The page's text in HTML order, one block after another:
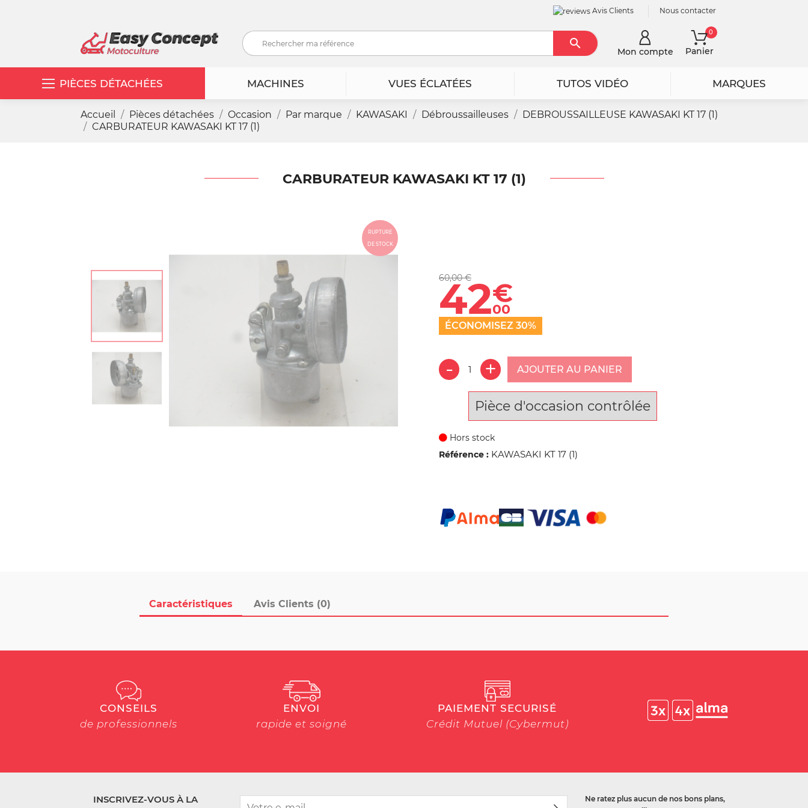
Avis Clients Nous contacter
RechercherMon compte Panier
0
PIÈCES DÉTACHÉES MACHINES VUES ÉCLATÉES TUTOS VIDÉO MARQUES
Accueil Pièces détachées Occasion Par marque KAWASAKI Débroussailleuses
DEBROUSSAILLEUSE KAWASAKI KT 17 (1)
CARBURATEUR KAWASAKI KT 17 (1)
CARBURATEUR KAWASAKI KT 17 (1)
RUPTURE
DE STOCK
Caractéristiques Avis Clients (0)
60,00 €
42€
00
ÉCONOMISEZ 30%
AJOUTER AU PANIER
Pièce d'occasion contrôlée
Hors stock
Référence : KAWASAKI KT 17 (1)
CONSEILS
de professionnels
ENVOI
rapide et soigné
PAIEMENT SECURISÉ
Crédit Mutuel (Cybermut)
INSCRIVEZ-VOUS À LA
Ne ratez plus aucun de nos bons plans,